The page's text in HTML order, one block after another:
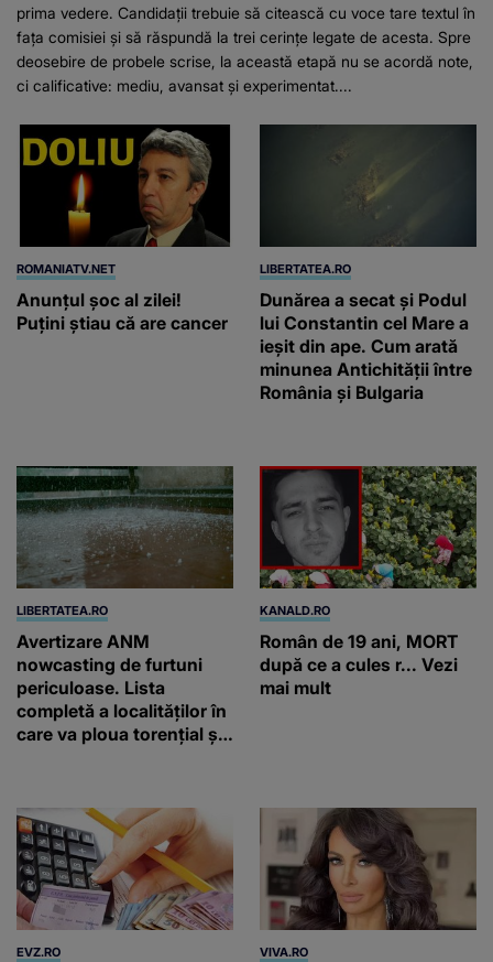
prima vedere. Candidații trebuie să citească cu voce tare textul în
fața comisiei și să răspundă la trei cerințe legate de acesta. Spre
deosebire de probele scrise, la această etapă nu se acordă note,
ci calificative: mediu, avansat și experimentat....
ROMANIATV.NET
Anunţul şoc al zilei!
Puţini ştiau că are cancer
LIBERTATEA.RO
Dunărea a secat și Podul
lui Constantin cel Mare a
ieșit din ape. Cum arată
minunea Antichității între
România și Bulgaria
LIBERTATEA.RO
Avertizare ANM
nowcasting de furtuni
periculoase. Lista
completă a localităților în
care va ploua torențial și
KANALD.RO
Român de 19 ani, MORT
după ce a cules r... Vezi
mai mult
EVZ.RO VIVA.RO